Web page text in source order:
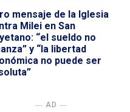
mensaje de la Iglesia
Milei en San
“el sueldo no
y “la libertad
no puede ser
― AD ―